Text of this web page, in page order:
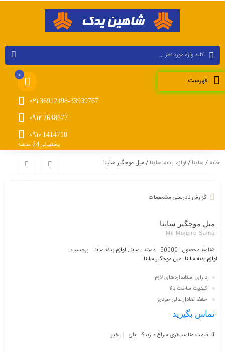
فهرست
0
36912498-33939767
021
7648677
0912
1414718
0910
پشتیبانی 24 ساعته
خانه/ ساینا / لوازم بدنه ساینا / میل موجگیر ساینا
گزارش نادرستی مشخصات
میل موجگیر ساینا
Mil Mojgire Saina
شناسه محصول : 50000 دسته : ساینا, لوازم بدنه ساینا
برچسب :
لوازم بدنه ساینا, میل موجگیر ساینا
دارای استاندارد‌های لازم
کیفیت ساخت بالا
حفظ تعادل عالی خودرو
تماس بگیرید
آیا قیمت مناسب‌تری سراغ دارید؟ بلی خیر